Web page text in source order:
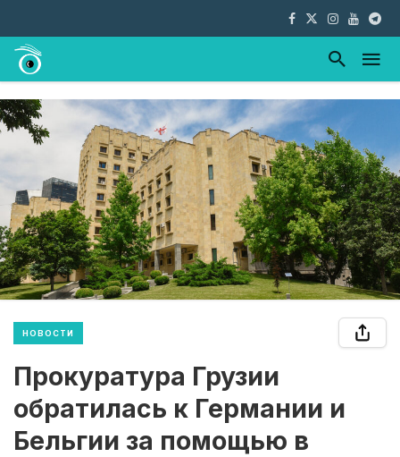
НОВОСТИ
Прокуратура Грузии
обратилась к Германии и
Бельгии за помощью в